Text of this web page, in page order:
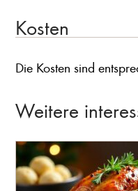
Kosten
Die Kosten sind
Weitere